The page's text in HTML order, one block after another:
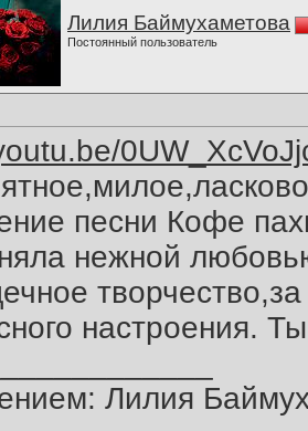
Лилия Баймухаметова
Постоянный пользователь
песни Кофе
нежной
настроения.
Лилия